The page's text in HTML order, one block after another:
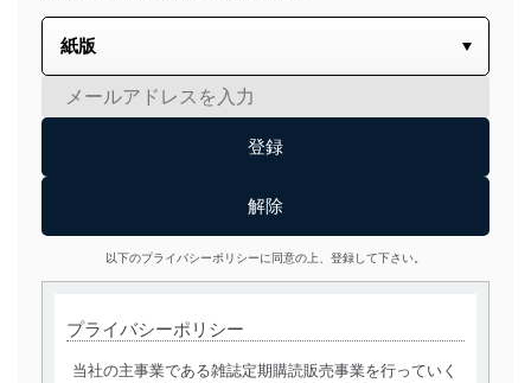
以下のプライバシーポリシーに同意の上、登録して下さい。
プライバシーポリシー
当社の主事業である雑誌定期購読販売事業を行っていく